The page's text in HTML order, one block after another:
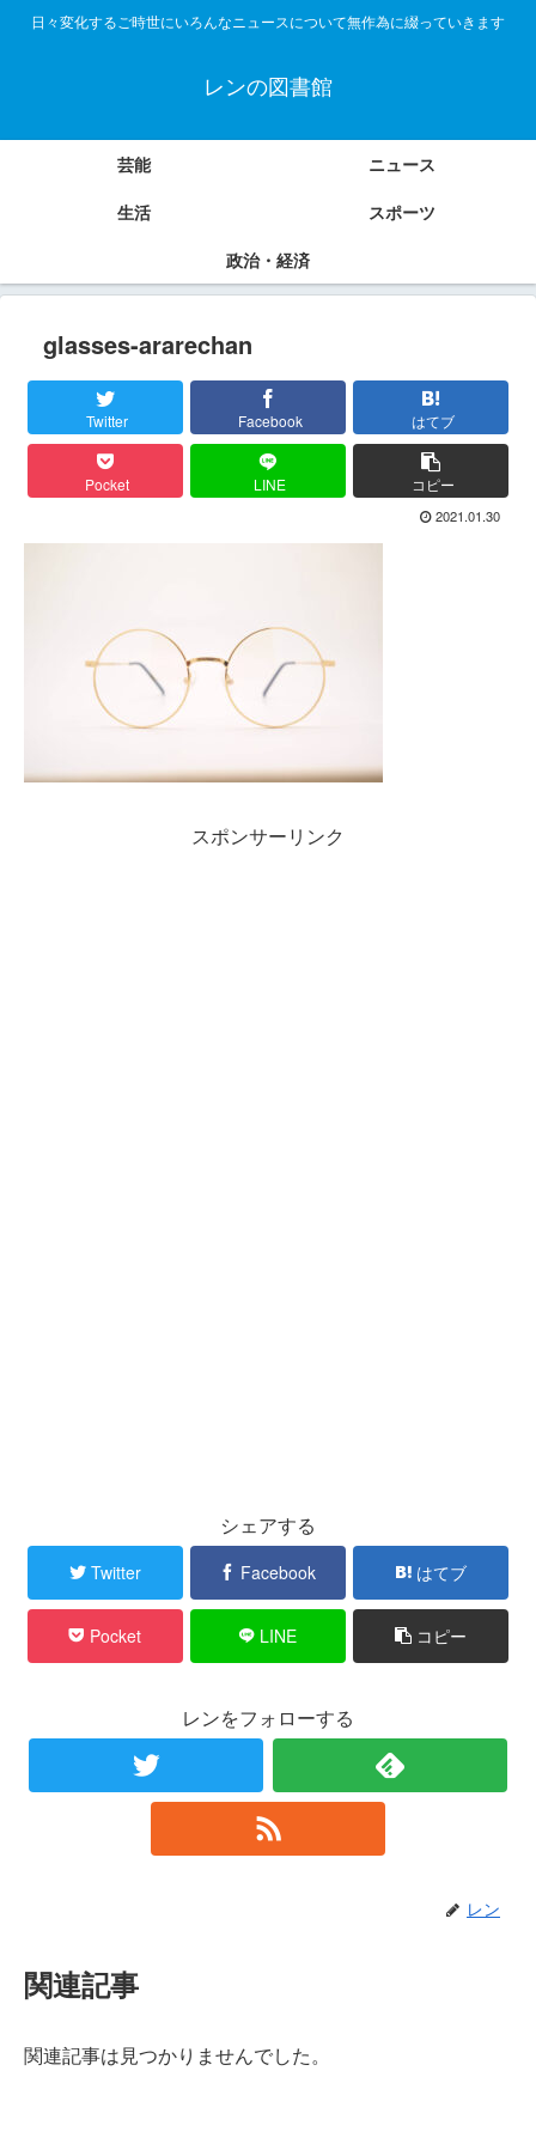
日々変化するご時世にいろんなニュースについて無作為に綴っていきます
レンの図書館
芸能
ニュース
生活
スポーツ
政治・経済
glasses-ararechan
Twitter Facebook はてブ
Pocket LINE コピー
2021.01.30
スポンサーリンク
シェアする
Twitter Facebook はてブ
Pocket LINE コピー
レンをフォローする
レン
関連記事
関連記事は見つかりませんでした。